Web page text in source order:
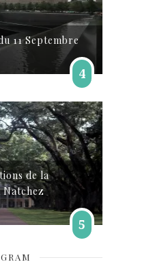
11 Septembre
4
de la
Natchez
5